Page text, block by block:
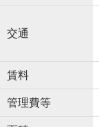
交通
賃料
管理費等